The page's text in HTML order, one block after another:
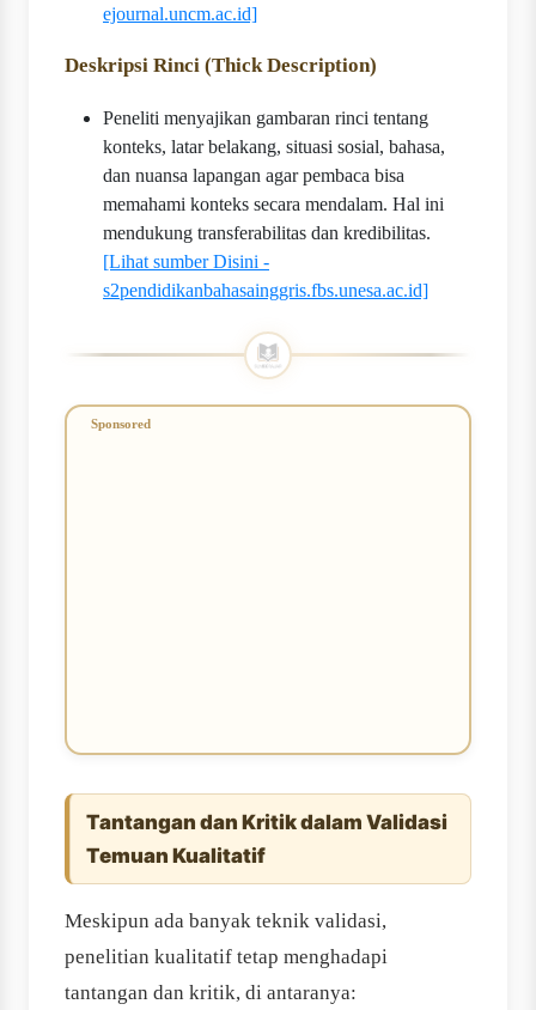
ejournal.uncm.ac.id]
Deskripsi Rinci (Thick Description)
Peneliti menyajikan gambaran rinci tentang
konteks, latar belakang, situasi sosial, bahasa,
dan nuansa lapangan agar pembaca bisa
memahami konteks secara mendalam. Hal ini
mendukung transferabilitas dan kredibilitas.
[Lihat sumber Disini -
s2pendidikanbahasainggris.fbs.unesa.ac.id]
Tantangan dan Kritik dalam Validasi
Temuan Kualitatif
Meskipun ada banyak teknik validasi,
penelitian kualitatif tetap menghadapi
tantangan dan kritik, di antaranya: